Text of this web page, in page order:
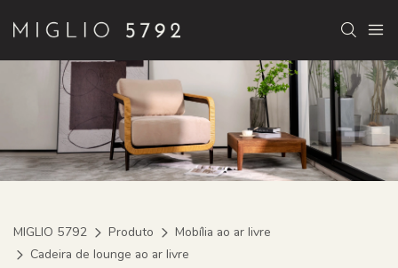
MIGLIO 5792 Produto
Mobília ao ar livre
Cadeira de lounge ao ar livre